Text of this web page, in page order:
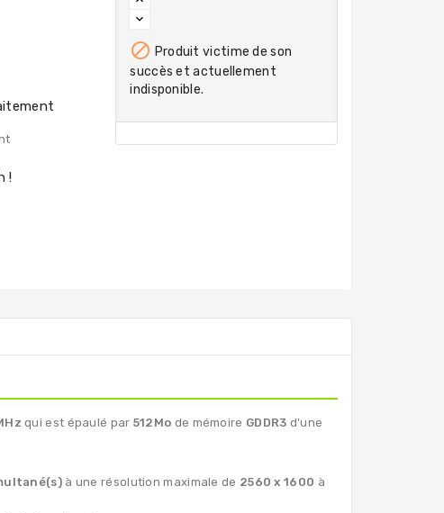
 Produit victime de son
succès et actuellement
indisponible.
qui est épaulé par 512Mo de mémoire GDDR3 d'une
à une résolution maximale de 2560 x 1600 à